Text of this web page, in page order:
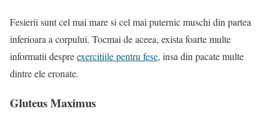
Fesierii sunt cel mai mare si cel mai puternic muschi din partea
inferioara a corpului. Tocmai de aceea, exista foarte multe
informatii despreexercitiile pentru fese, insa din pacate multe
dintre ele eronate.
Gluteus Maximus